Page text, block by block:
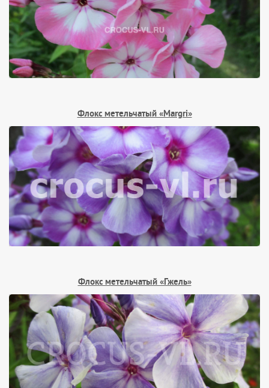
Флокс метельчатый «Margri»
Флокс метельчатый «Гжель»